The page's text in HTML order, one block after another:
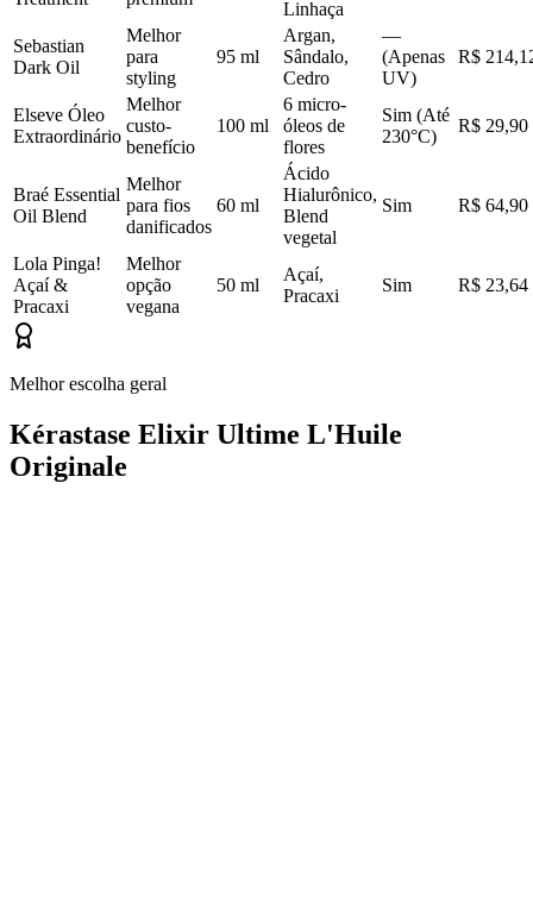
Linhaça
Sebastian
Dark Oil
Melhor
para
styling
95 ml
Argan,
Sândalo,
Cedro
—
(Apenas
UV)
R$
Elseve Óleo
Extraordinário
Melhor
custo-
benefício
100 ml
6 micro-
óleos de
flores
Sim (Até
230°C)
R$ 29,90
Braé Essential
Oil Blend
Melhor
para fios
danificados
60 ml
Ácido
Hialurônico,
Blend
vegetal
Sim R$ 64,90
Lola Pinga!
Açaí &
Pracaxi
Melhor
opção
vegana
50 ml
Açaí,
Pracaxi
Sim R$ 23,64
Melhor escolha geral
Kérastase Elixir Ultime L'Huile
Originale